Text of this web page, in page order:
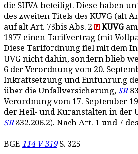
die SUVA beteiligt. Diese haben
des zweiten Titels des KUVG (alt
auf alt Art. 73bis Abs. 2
KUVGam
1977 einen Tarifvertrag (mit
Diese Tarifordnung fiel mit dem
UVG nicht dahin, sondern blieb
6 der Verordnung vom 20.
Inkraftsetzung und Einführung
über die Unfallversicherung, SR
Verordnung vom 17. September
der Heil- und Kuranstalten in der
SR832.206.2). Nach Art. 1 und 7
BGE 114 V 319S. 325